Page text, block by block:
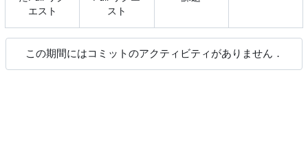
エスト
スト
この期間にはコミットのアクティビティがありません．